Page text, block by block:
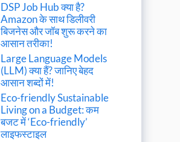
DSP Job Hub क्या है?
Amazon के साथ डिलीवरी
बिजनेस और जॉब शुरू करने का
आसान तरीका!
Large Language Models
(LLM) क्या हैं? जानिए बेहद
आसान शब्दों में!
Eco-friendly Sustainable
Living on a Budget: कम
बजट में ‘Eco-friendly’
लाइफस्टाइल